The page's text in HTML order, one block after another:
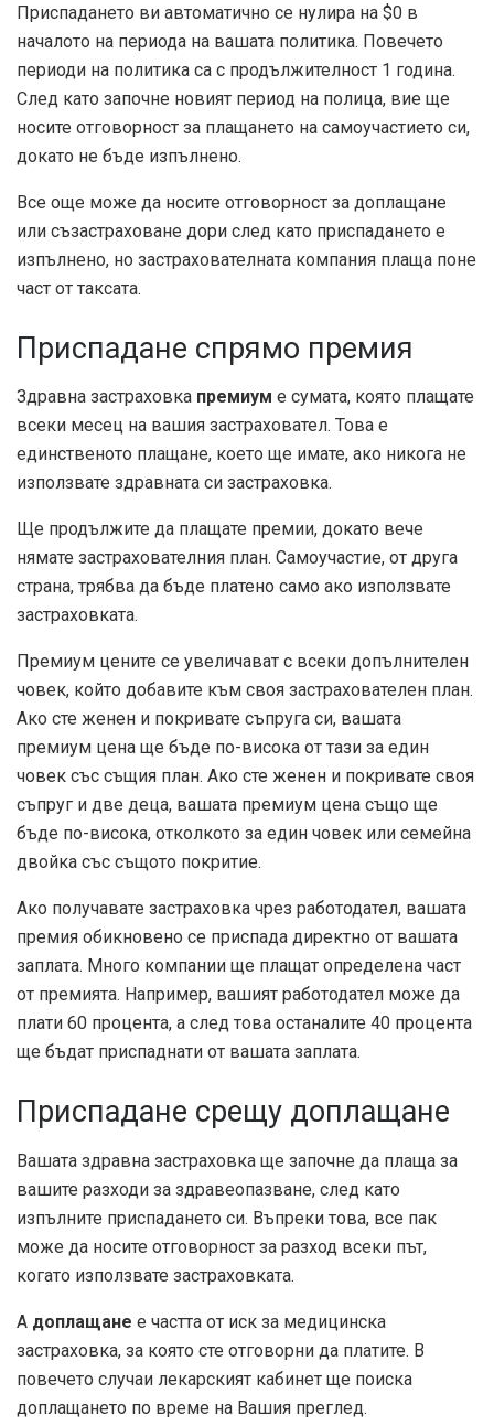
Приспадането ви автоматично се нулира на $0 в
началото на периода на вашата политика. Повечето
периоди на политика са с продължителност 1 година.
След като започне новият период на полица, вие ще
носите отговорност за плащането на самоучастието си,
докато не бъде изпълнено.
Все още може да носите отговорност за доплащане
или съзастраховане дори след като приспадането е
изпълнено, но застрахователната компания плаща поне
част от таксата.
Приспадане спрямо премия
Здравна застраховка премиум е сумата, която плащате
всеки месец на вашия застраховател. Това е
единственото плащане, което ще имате, ако никога не
използвате здравната си застраховка.
Ще продължите да плащате премии, докато вече
нямате застрахователния план. Самоучастие, от друга
страна, трябва да бъде платено само ако използвате
застраховката.
Премиум цените се увеличават с всеки допълнителен
човек, който добавите към своя застрахователен план.
Ако сте женен и покривате съпруга си, вашата
премиум цена ще бъде по-висока от тази за един
човек със същия план. Ако сте женен и покривате своя
съпруг и две деца, вашата премиум цена също ще
бъде по-висока, отколкото за един човек или семейна
двойка със същото покритие.
Ако получавате застраховка чрез работодател, вашата
премия обикновено се приспада директно от вашата
заплата. Много компании ще плащат определена част
от премията. Например, вашият работодател може да
плати 60 процента, а след това останалите 40 процента
ще бъдат приспаднати от вашата заплата.
Приспадане срещу доплащане
Вашата здравна застраховка ще започне да плаща за
вашите разходи за здравеопазване, след като
изпълните приспадането си. Въпреки това, все пак
може да носите отговорност за разход всеки път,
когато използвате застраховката.
А доплащане е частта от иск за медицинска
застраховка, за която сте отговорни да платите. В
повечето случаи лекарският кабинет ще поиска
доплащането по време на Вашия преглед.